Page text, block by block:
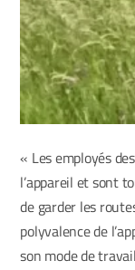
« Les employés
l’appareil et sont
de garder les
polyvalence de
son mode de